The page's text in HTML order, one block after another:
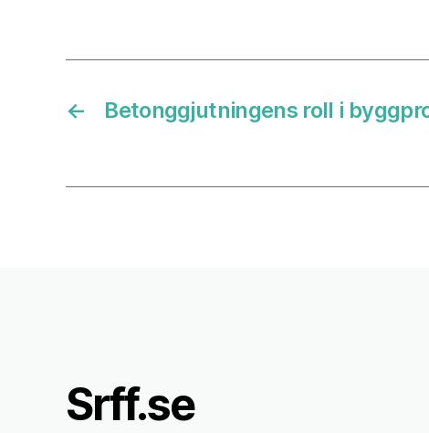
← Betonggjutningens roll i
Srff.se